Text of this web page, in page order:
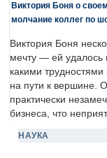
Виктория Боня о
молчание коллег по
Виктория Боня
мечту — ей удалось
какими
на пути к вершине.
практически
бизнеса, что
НАУКА